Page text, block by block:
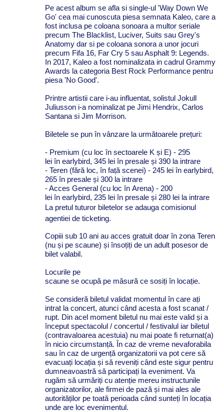
Pe acest album se afla si single-ul 'Way Down We
Go' cea mai cunoscuta piesa semnata Kaleo, care a
fost inclusa pe coloana sonoara a multor seriale
precum The Blacklist, Luciver, Suits sau Grey's
Anatomy dar si pe coloana sonora a unor jocuri
precum Fifa 16, Far Cry 5 sau Asphalt 9: Legends.
In 2017, Kaleo a fost nominalizata in cadrul Grammy
Awards la categoria Best Rock Performance pentru
piesa 'No Good'.
Printre artistii care i-au influentat, solistul Jokull
Juliusson i-a nominalizat pe Jimi Hendrix, Carlos
Santana si Jim Morrison.
Biletele sepunîn vânzare la următoarele prețuri:
- Premium (cu locînsectoarele K șiE) - 295
leiînearlybird, 345 leiînpresale și390 la intrare
- Teren (fărăloc,în fațăscenei) - 245 leiînearlybird,
265înpresale și300 la intrare
- Acces General (cu locîn Arena) - 200
leiînearlybird, 235 leiînpresale și280 lei la intrare
La pretul tuturor biletelor se adauga comisionul
agentiei de ticketing.
Copiii sub 10 ani au acces gratuit doarîn zonaTeren
(nu șipe scaune) și însoțițide un adult posesor de
bilet valabil.
Locurile pe
scaune se ocupăpe măsurăce sosiți în locație.
Se consideră biletul validat momentul în care ați
intrat la concert, atunci când acesta a fost scanat /
rupt. Din acel moment biletul nu mai este valid și a
început spectacolul / concertul / festivalul iar biletul
(contravaloarea acestuia) nu mai poate fi returnat(a)
în nicio circumstanță. În caz de vreme nevaforabila
sau în caz de urgență organizatorii va pot cere să
evacuați locația și să reveniți când este sigur pentru
dumneavoastră să participați la eveniment. Va
rugăm să urmăriți cu atenție mereu instructunile
organizatorilor, ale firmei de pază și mai ales ale
autorităților pe toată perioada când sunteți în locația
unde are loc evenimentul.